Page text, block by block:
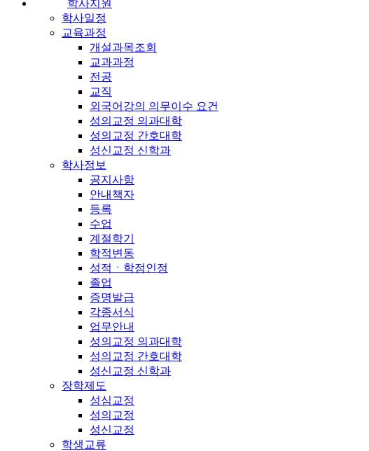
학사지원
학사일정
교육과정
개설과목조회
교과과정
전공
교직
외국어강의 의무이수 요건
성의교정 의과대학
성의교정 간호대학
성신교정 신학과
학사정보
공지사항
안내책자
등록
수업
계절학기
학적변동
성적ㆍ학점인정
졸업
증명발급
각종서식
업무안내
성의교정 의과대학
성의교정 간호대학
성신교정 신학과
장학제도
성심교정
성의교정
성신교정
학생교류